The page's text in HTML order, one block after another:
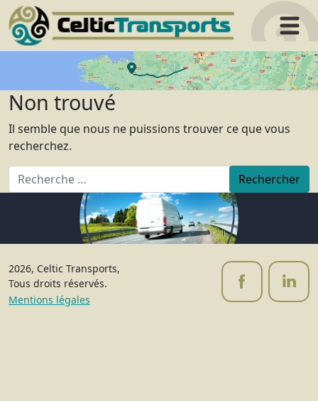
Aller
au
contenu
Non trouvé
Il semble que nous ne puissions trouver ce que vous
recherchez.
Rechercher
2026, Celtic Transports,
Tous droits réservés.
Mentions légales